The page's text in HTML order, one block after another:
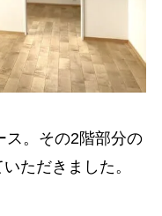
ス。その2階部分の
ただきました。